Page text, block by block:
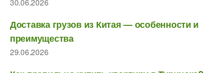
Доставка грузов из Китая — особенности и
преимущества
29.06.2026